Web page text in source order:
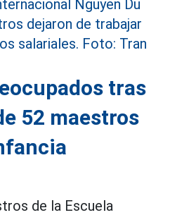
tras
52 maestros
de la Escuela